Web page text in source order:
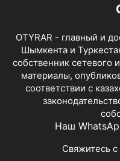
OTYRAR - главный и
Шымкента и
собственник сетевого
материалы,
соответствии с
Наш
Свяжитесь